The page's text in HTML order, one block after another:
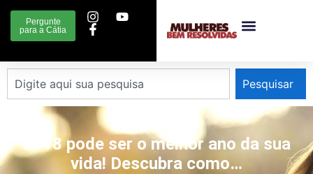
Pergunte
para a Cátia
Pesquisar
2018 pode ser o melhor ano da sua
vida! Descubra como…